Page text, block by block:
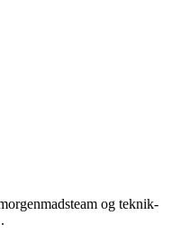
og teknik-